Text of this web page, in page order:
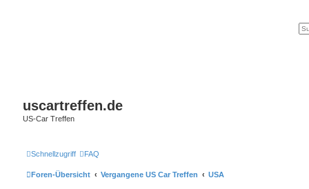
uscartreffen.de
US-Car Treffen
Schnellzugriff FAQ
Foren-Übersicht Vergangene US Car Treffen USA